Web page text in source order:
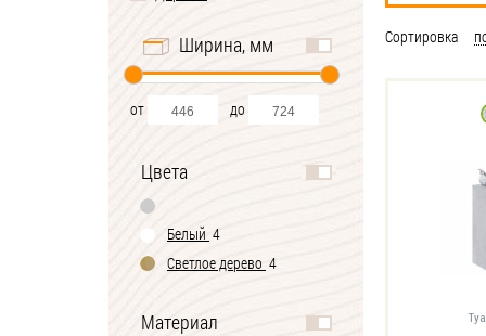
Ширина, мм
от до
Цвета
Белый 4
Светлое дерево 4
Материал
Сортировка